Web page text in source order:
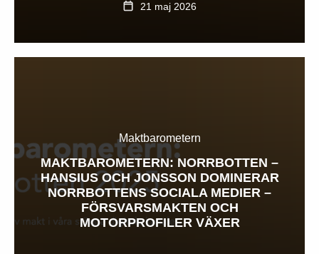
21 maj 2026
Maktbarometern
MAKTBAROMETERN: NORRBOTTEN –
HANSIUS OCH JONSSON DOMINERAR
NORRBOTTENS SOCIALA MEDIER –
FÖRSVARSMAKTEN OCH
MOTORPROFILER VÄXER